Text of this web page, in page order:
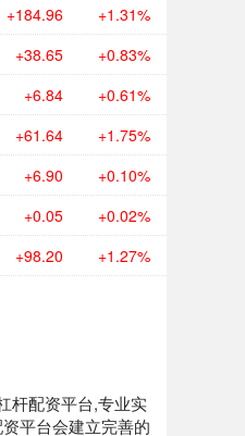
+184.96 +1.31%
+38.65 +0.83%
+6.84 +0.61%
+61.64 +1.75%
+6.90 +0.10%
+0.05 +0.02%
+98.20 +1.27%
杆配资平台,专业实
平台会建立完善的